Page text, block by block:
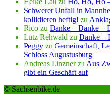
Schwerer Unfall in
kollidieren heftig! zu
Rico zu Danke – Danke –
Lutz Rehwald zu Danke –
Peggy zu Gemeinschaft,
Schloss Augustusburg
Andreas Linznerzu Aus
gibt ein Geschäft auf
© Sachsenbike.de